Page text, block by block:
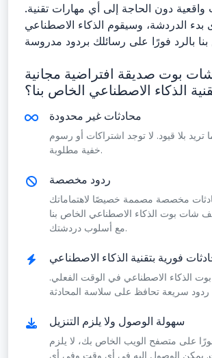
واقعية دون الحاجة إلى أي مهارات تقنية.
الدردشة، وسيقوم الذكاء الاصطناعي
شات بوت صديقة افتراضية مجانية
الذكاء الاصطناعي الخاص بنا؟
محادثات غير محدودة
بلا قيود. لا توجد اشتراكات أو رسوم
خفية مطلوبة.
ردود مخصصة
مخصصة مصممة خصيصًا لاهتماماتك
شات بوت الذكاء الاصطناعي الخاص بنا
مع أسلوب دردشتك.
فورية بتقنية الذكاء الاصطناعي
الذكاء الاصطناعي في الوقت الفعلي.
سهولة الوصول ولا يلزم التنزيل
على متصفح الويب الخاص بك، لا يلزم
يمكن الوصول إليه في أي وقت وفي أي